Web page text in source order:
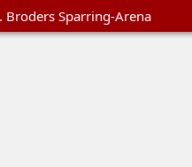
Broders Sparring-Arena